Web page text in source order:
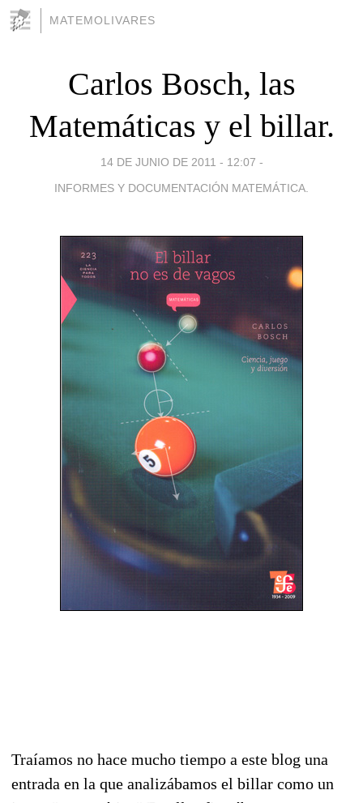
MATEMOLIVARES
Carlos Bosch, las
Matemáticas y el billar.
14 DE JUNIO DE 2011 - 12:07 -
INFORMES Y DOCUMENTACIÓN MATEMÁTICA.
Traíamos no hace mucho tiempo a este blog una
entrada en la que analizábamos el billar como un